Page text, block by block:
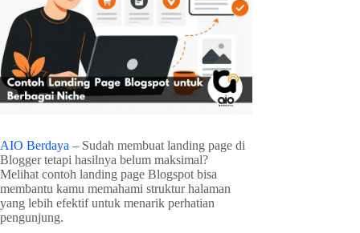
AIO Berdaya – Sudah membuat landing page di
Blogger tetapi hasilnya belum maksimal?
Melihat contoh landing page Blogspot bisa
membantu kamu memahami struktur halaman
yang lebih efektif untuk menarik perhatian
pengunjung.